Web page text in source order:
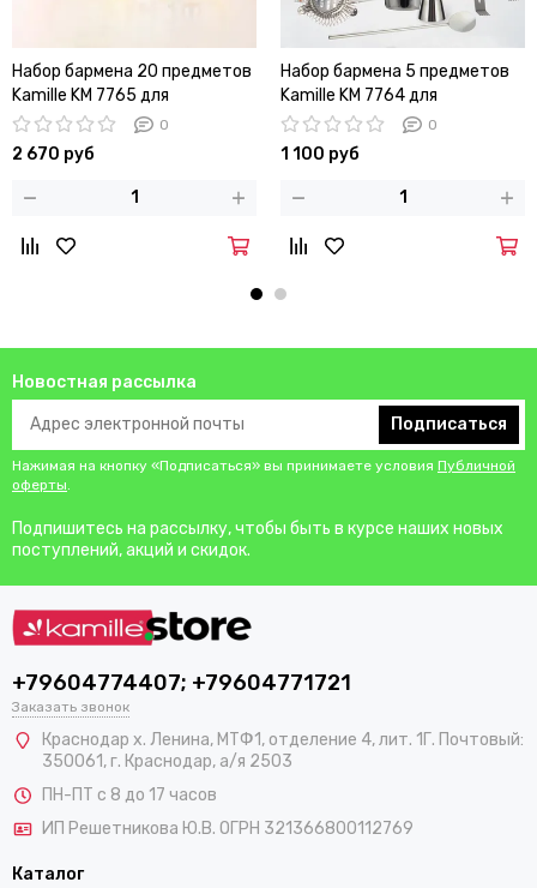
Набор бармена 20 предметов
Kamille KM 7765 для
приготовления коктейлей
0
2 670 руб
Набор бармена 5 предметов
Kamille KM 7764 для
приготовления коктейлей
0
1 100 руб
Новостная рассылка
Подписаться
Нажимая на кнопку «Подписаться» вы принимаете условия Публичной
оферты.
Подпишитесь на рассылку, чтобы быть в курсе наших новых
поступлений, акций и скидок.
+79604774407; +79604771721
Заказать звонок
Краснодар х. Ленина, МТФ1, отделение 4, лит. 1Г. Почтовый:
350061, г. Краснодар, а/я 2503
ПН-ПТ с 8 до 17 часов
ИП Решетникова Ю.В. ОГРН 321366800112769
Каталог